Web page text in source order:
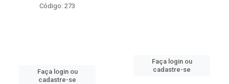
Código: 273
Faça login ou
cadastre-se
Faça login ou
cadastre-se